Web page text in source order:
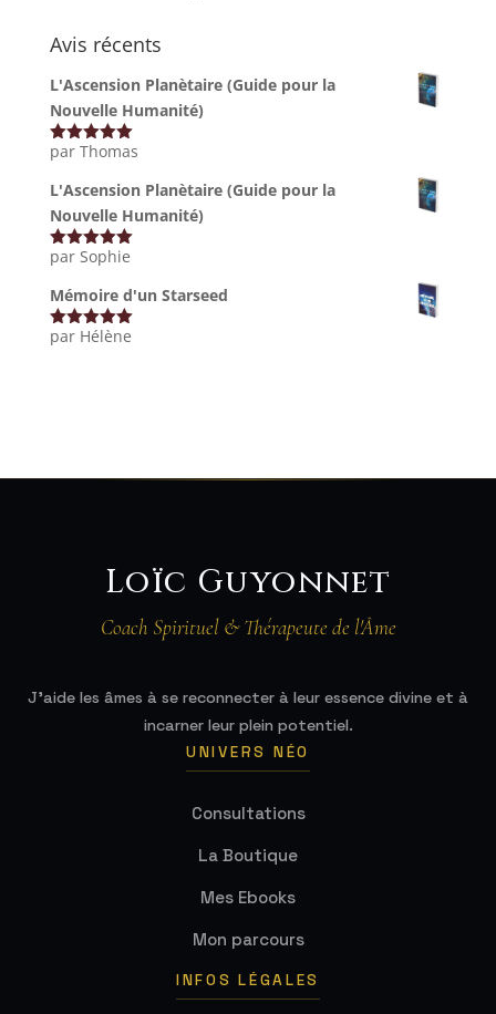
Avis récents
L'Ascension Planètaire (Guide pour la
Nouvelle Humanité)
Note 5sur
par Thomas
L'Ascension Planètaire (Guide pour la
Nouvelle Humanité)
Note5sur
par Sophie
Mémoire d'un Starseed
Note5sur
par Hélène
Loïc Guyonnet
Coach Spirituel & Thérapeute de l'Âme
J'aide les âmes à se reconnecter à leur essence divine et à
incarner leur plein potentiel.
UNIVERS NÉO
Consultations
La Boutique
Mes Ebooks
Mon parcours
INFOS LÉGALES